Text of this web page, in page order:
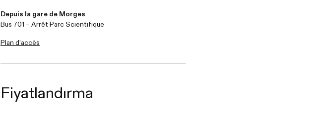
Depuis la gare de Morges
Bus 701 – Arrêt Parc Scientifique
Plan d'accès
Fiyatlandırma